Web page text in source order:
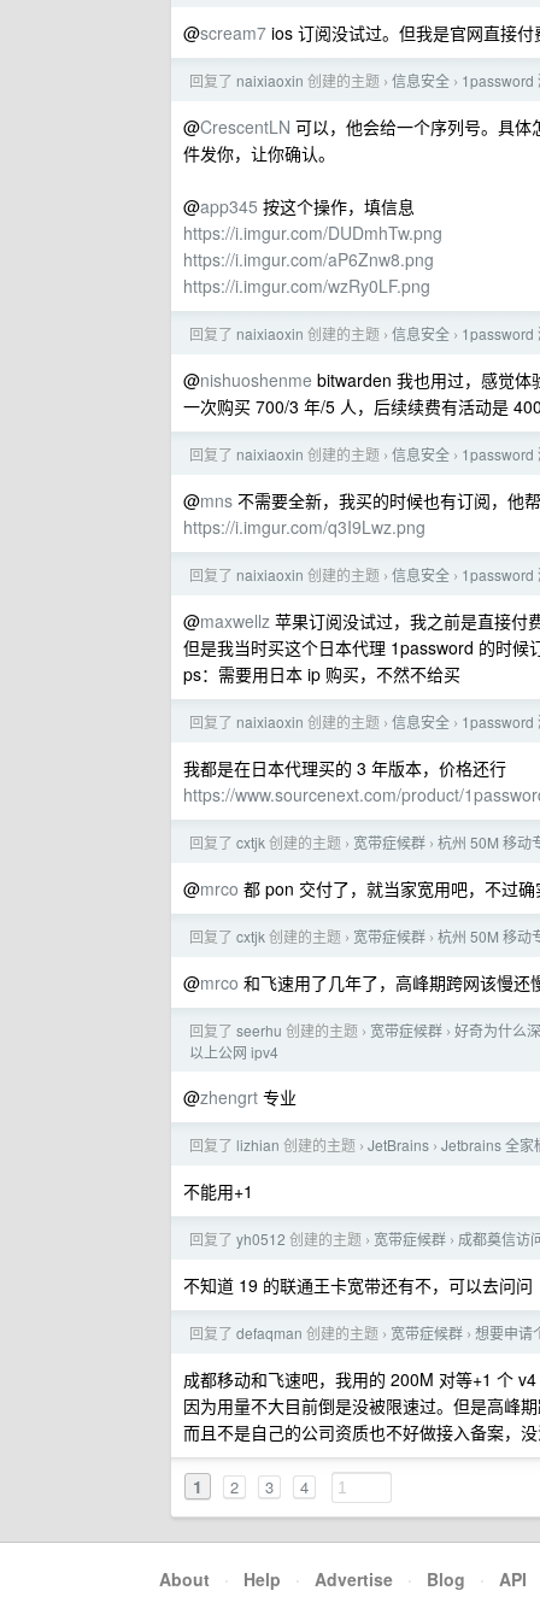
@scream7 ios 订阅没试过。但我是官网直接
回复了 naixiaoxin 创建的主题 › 信息安全 › 1password
@CrescentLN 可以，他会给一个序列号。具
件发你，让你确认。
@app345 按这个操作，填信息
https://i.imgur.com/DUDmhTw.png
https://i.imgur.com/aP6Znw8.png
https://i.imgur.com/wzRy0LF.png
回复了 naixiaoxin 创建的主题 › 信息安全 › 1password
@nishuoshenme bitwarden 我也用过，感觉体
一次购买 700/3 年/5 人，后续续费有活动是
回复了 naixiaoxin 创建的主题 › 信息安全 › 1password
@mns 不需要全新，我买的时候也有订阅，他
https://i.imgur.com/q3I9Lwz.png
回复了 naixiaoxin 创建的主题 › 信息安全 › 1password
@maxwellz 苹果订阅没试过，我之前是直接付
但是我当时买这个日本代理 1password 的时
ps：需要用日本 ip 购买，不然不给买
回复了 naixiaoxin 创建的主题 › 信息安全 › 1password
我都是在日本代理买的 3 年版本，价格还行
https://www.sourcenext.com/product/
回复了 cxtjk创建的主题 › 宽带症候群 › 杭州 50M 移动
@mrco 都 pon 交付了，就当家宽用吧，不过
回复了 cxtjk创建的主题 › 宽带症候群 › 杭州 50M 移动
@mrco 和飞速用了几年了，高峰期跨网该慢还
回复了 seerhu 创建的主题 › 宽带症候群 › 好奇为什么
以上公网 ipv4
@zhengrt 专业
回复了 lizhian 创建的主题 › JetBrains › Jetbrains 全家
不能用+1
回复了 yh0512 创建的主题 › 宽带症候群 › 成都奠信访
不知道 19 的联通王卡宽带还有不，可以去问问
回复了 defaqman 创建的主题 › 宽带症候群 › 想要申请
成都移动和飞速吧，我用的 200M 对等+1 个
因为用量不大目前倒是没被限速过。但是高峰
而且不是自己的公司资质也不好做接入备案，
1 2 3 4
About · Help · Advertise · Blog · API